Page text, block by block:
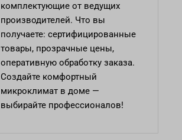
комплектующие от ведущих
производителей. Что вы
получаете: сертифицированные
товары, прозрачные цены,
оперативную обработку заказа.
Создайте комфортный
микроклимат в доме —
выбирайте профессионалов!